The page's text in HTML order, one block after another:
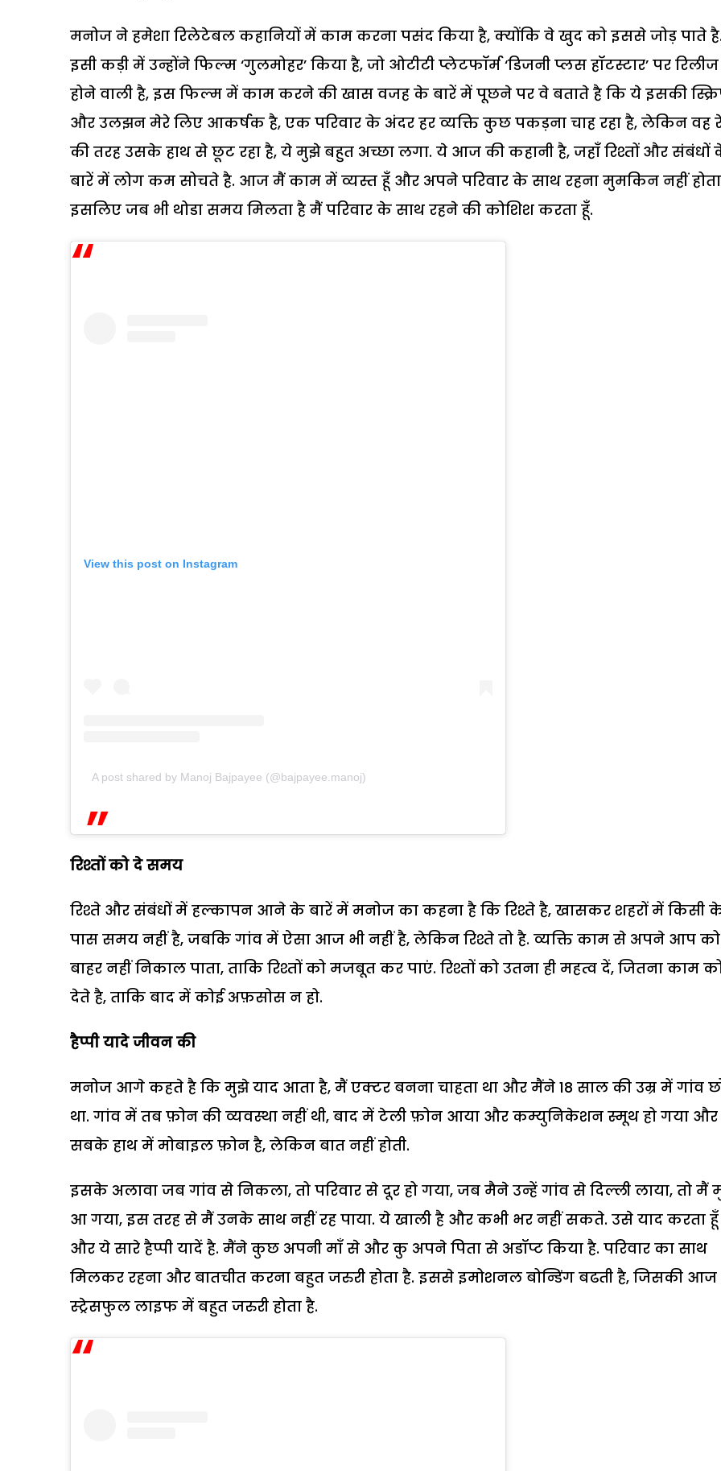
मनोज ने हमेशा रिलेटेबल कहानियों में काम करना पसंद किया है, क्योंकि वे खुद को इससे जोड़ पाते है.
इसी कड़ी में उन्होंने फिल्म ‘गुलमोहर’ किया है, जो ओटीटी प्लेटफॉर्म ‘डिजनी प्लस हॉटस्टार’ पर रिलीज
होने वाली है, इस फिल्म में काम करने की खास वजह के बारें में पूछने पर वे बताते है कि ये इसकी
और उलझन मेरे लिए आकर्षक है, एक परिवार के अंदर हर व्यक्ति कुछ पकड़ना चाह रहा है, लेकिन वह
की तरह उसके हाथ से छूट रहा है, ये मुझे बहुत अच्छा लगा. ये आज की कहानी है, जहाँ रिश्तों और संबंधों
बारें में लोग कम सोचते है. आज मैं काम में व्यस्त हूँ और अपने परिवार के साथ रहना मुमकिन नहीं
इसलिए जब भी थोडा समय मिलता है मैं परिवार के साथ रहने की कोशिश करता हूँ.
View this post on Instagram
A post shared by Manoj Bajpayee (@bajpayee.manoj)
रिश्तों को दे समय
रिश्ते और संबंधों में हल्कापन आने के बारें में मनोज का कहना है कि रिश्ते है, खासकर शहरों में किसी
पास समय नहीं है, जबकि गांव में ऐसा आज भी नहीं है, लेकिन रिश्ते तो है. व्यक्ति काम से अपने आप को
बाहर नहीं निकाल पाता, ताकि रिश्तों को मजबूत कर पाएं. रिश्तों को उतना ही महत्व दें, जितना काम
देते है, ताकि बाद में कोई अफ़सोस न हो.
हैप्पी यादे जीवन की
मनोज आगे कहते है कि मुझे याद आता है, मैं एक्टर बनना चाहता था और मैंने 18 साल की उम्र में गांव
था. गांव में तब फ़ोन की व्यवस्था नहीं थी, बाद में टेली फ़ोन आया और कम्युनिकेशन स्मूथ हो गया
सबके हाथ में मोबाइल फ़ोन है, लेकिन बात नहीं होती.
इसके अलावा जब गांव से निकला, तो परिवार से दूर हो गया, जब मैने उन्हें गांव से दिल्ली लाया, तो मैं
आ गया, इस तरह से मैं उनके साथ नहीं रह पाया. ये खाली है और कभी भर नहीं सकते. उसे याद करता हूँ
और ये सारे हैप्पी यादें है. मैंने कुछ अपनी माँ से और कु अपने पिता से अडॉप्ट किया है. परिवार का साथ
मिलकर रहना और बातचीत करना बहुत जरुरी होता है. इससे इमोशनल बोन्डिंग बढती है, जिसकी आज
स्ट्रेसफुल लाइफ में बहुत जरुरी होता है.